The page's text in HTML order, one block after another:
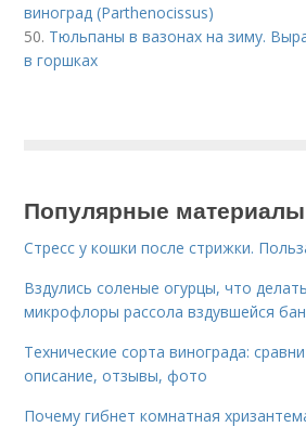
виноград (Parthenocissus)
50. Тюльпаны в вазонах на зиму.
в горшках
Популярные материалы
Стресс у кошки после стрижки.
Вздулись соленые огурцы, что
микрофлоры рассола вздувшейся
Технические сорта винограда:
описание, отзывы, фото
Почему гибнет комнатная